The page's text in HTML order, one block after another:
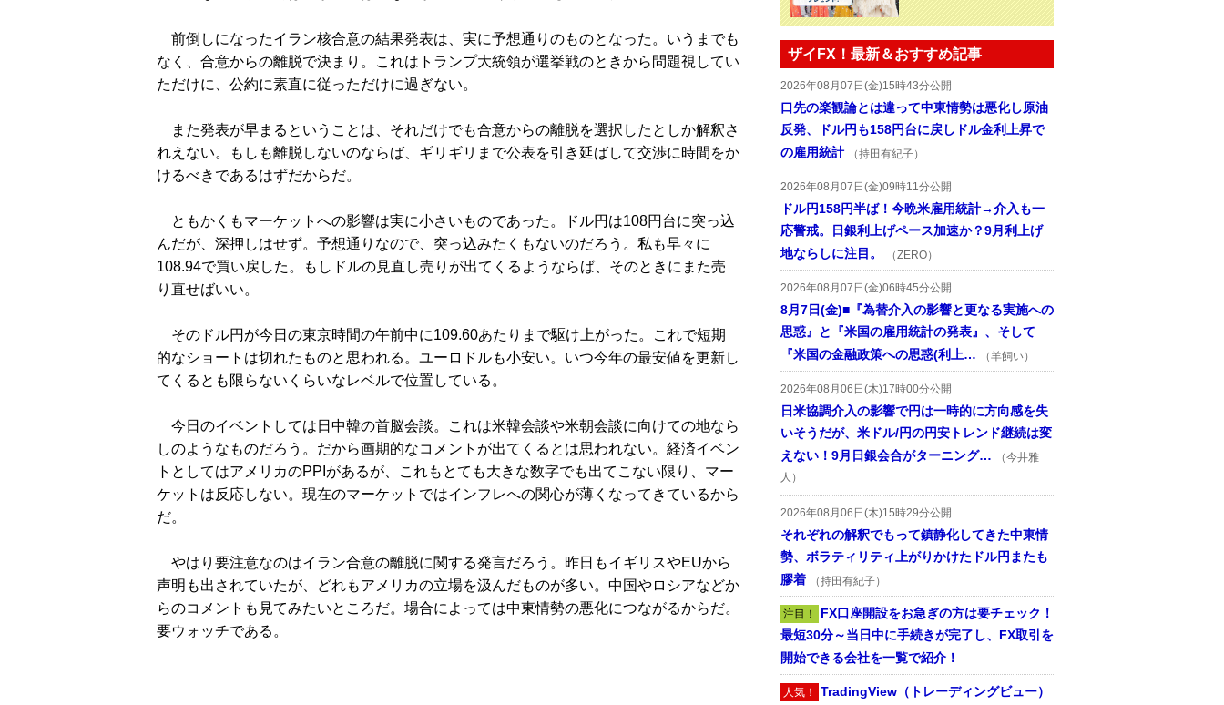
前倒しになったイラン核合意の結果発表は、実に予想通りのものとなった。いうまでも
なく、合意からの離脱で決まり。これはトランプ大統領が選挙戦のときから問題視してい
ただけに、公約に素直に従っただけに過ぎない。
また発表が早まるということは、それだけでも合意からの離脱を選択したとしか解釈さ
れえない。もしも離脱しないのならば、ギリギリまで公表を引き延ばして交渉に時間をか
けるべきであるはずだからだ。
ともかくもマーケットへの影響は実に小さいものであった。ドル円は108円台に突っ込
んだが、深押しはせず。予想通りなので、突っ込みたくもないのだろう。私も早々に
108.94で買い戻した。もしドルの見直し売りが出てくるようならば、そのときにまた売
り直せばいい。
そのドル円が今日の東京時間の午前中に109.60あたりまで駆け上がった。これで短期
的なショートは切れたものと思われる。ユーロドルも小安い。いつ今年の最安値を更新し
てくるとも限らないくらいなレベルで位置している。
今日のイベントしては日中韓の首脳会談。これは米韓会談や米朝会談に向けての地なら
しのようなものだろう。だから画期的なコメントが出てくるとは思われない。経済イベン
トとしてはアメリカのPPIがあるが、これもとても大きな数字でも出てこない限り、マー
ケットは反応しない。現在のマーケットではインフレへの関心が薄くなってきているから
だ。
やはり要注意なのはイラン合意の離脱に関する発言だろう。昨日もイギリスやEUから
声明も出されていたが、どれもアメリカの立場を汲んだものが多い。中国やロシアなどか
らのコメントも見てみたいところだ。場合によっては中東情勢の悪化につながるからだ。
要ウォッチである。
ザイFX！最新＆おすすめ記事
2026年08月07日(金)15時43分公開
口先の楽観論とは違って中東情勢は悪化し原油
反発、ドル円も158円台に戻しドル金利上昇で
の雇用統計
（持田有紀子）
2026年08月07日(金)09時11分公開
ドル円158円半ば！今晩米雇用統計→介入も一
応警戒。日銀利上げペース加速か？9月利上げ
地ならしに注目。
（ZERO）
2026年08月07日(金)06時45分公開
8月7日(金)■『為替介入の影響と更なる実施への
思惑』と『米国の雇用統計の発表』、そして
『米国の金融政策への思惑(利上…
（羊飼い）
2026年08月06日(木)17時00分公開
日米協調介入の影響で円は一時的に方向感を失
いそうだが、米ドル/円の円安トレンド継続は変
えない！9月日銀会合がターニング…
（今井雅
人）
2026年08月06日(木)15時29分公開
それぞれの解釈でもって鎮静化してきた中東情
勢、ボラティリティ上がりかけたドル円またも
膠着
（持田有紀子）
注目！ FX口座開設をお急ぎの方は要チェック！
最短30分～当日中に手続きが完了し、FX取引を
開始できる会社を一覧で紹介！
人気！ TradingView（トレーディングビュー）